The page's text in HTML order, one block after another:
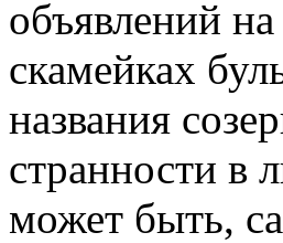
объявлений
скамейках
названия
странности в
может быть,